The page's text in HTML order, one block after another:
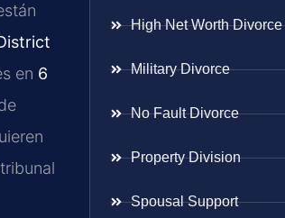
en 6
High Net Worth Divorce
Military Divorce
No Fault Divorce
Property Division
Spousal Support